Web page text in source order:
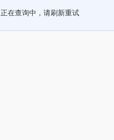
正在查询中，请刷新重试